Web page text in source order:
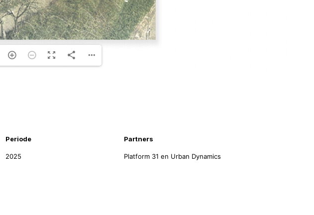
Periode
2025
Partners
Platform 31 en Urban Dynamics